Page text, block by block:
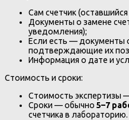
Сам счетчик
Документы о замене
уведомления);
Если есть — документы
подтверждающие их
Информация о дате и
Стоимость и сроки:
Стоимость экспертизы
Сроки — обычно 5–7
счетчика в лабораторию.